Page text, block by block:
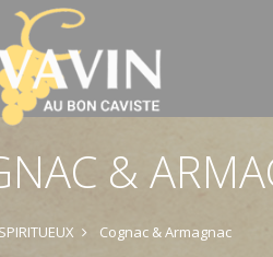
&
SPIRITUEUX Cognac & Armagnac